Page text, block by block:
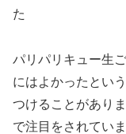
た
パリパリキュー生
にはよかったとい
つけることがあり
で注目をされていま